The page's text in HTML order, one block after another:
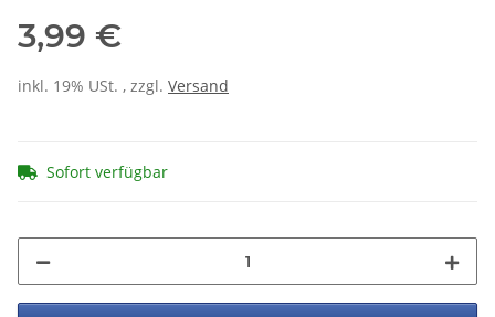
3,99 €
inkl. 19% USt. , zzgl. Versand
Sofort verfügbar